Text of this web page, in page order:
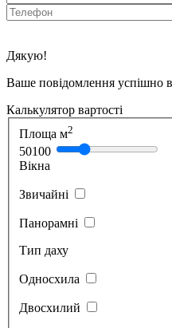
Дякую!
Ваше повідомлення успішно
Калькулятор вартості
Площа м2
50100
Вікна
Звичайні
Панорамні
Тип даху
Односхила
Двосхилий